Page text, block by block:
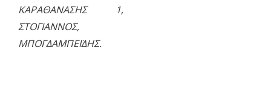
ΚΑΡΑΘΑΝΑΣΗΣ 1,
ΣΤΟΓΙΑΝΝΟΣ,
ΜΠΟΓΔΑΜΠΕΪΔΗΣ.